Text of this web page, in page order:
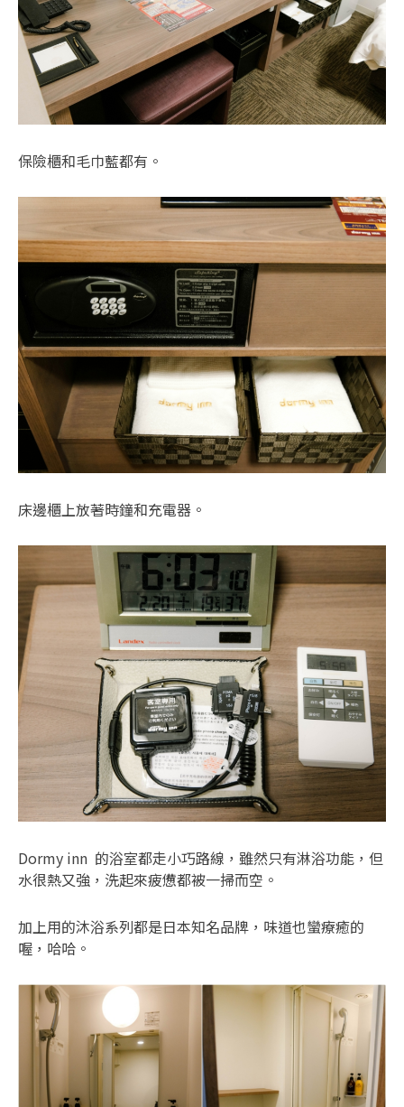
保險櫃和毛巾藍都有。
床邊櫃上放著時鐘和充電器。
Dormy inn 的浴室都走小巧路線，雖然只有淋浴功能，但
水很熱又強，洗起來疲憊都被一掃而空。
加上用的沐浴系列都是日本知名品牌，味道也蠻療癒的
喔，哈哈。